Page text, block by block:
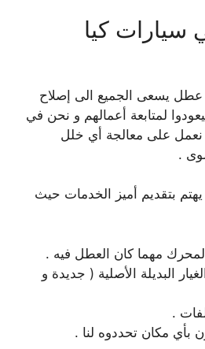
سيارات كيا
عطل يسعى الجميع الى إصلاح
لمتابعة أعمالهم و نحن في
على معالجة أي خلل
.
بتقديم أميز الخدمات حيث
مهما كان العطل فيه .
البديلة الأصلية ( جديدة و
.
بأي مكان تحددوه لنا .